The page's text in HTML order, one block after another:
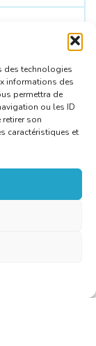
des technologies
informations des
permettra de
ou les ID
son
caractéristiques et